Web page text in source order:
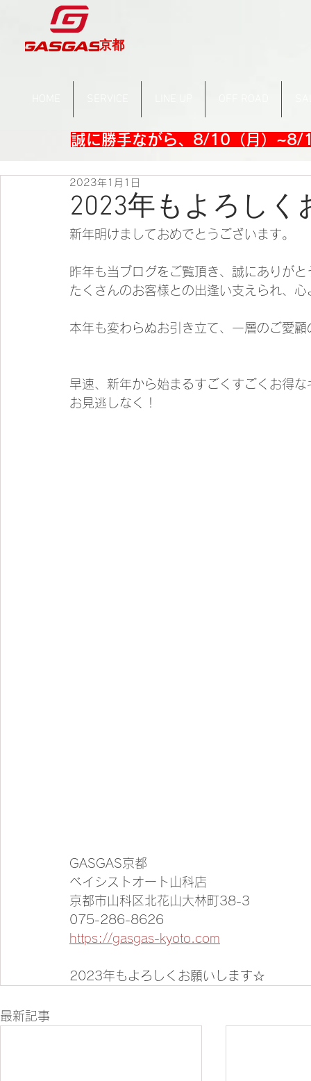
京都
誠に勝手ながら、8/10（月）~8/
2023年もよろし
2023年1月1日
新年明けましておめでとうございます。
昨年も当ブログをご覧頂き、誠にありが
たくさんのお客様との出逢い支えられ、
本年も変わらぬお引き立て、一層のご愛
早速、新年から始まるすごくすごくお得
お見逃しなく！
GASGAS京都
ベイシストオート山科店
京都市山科区北花山大林町38-3
075-286-8626
https://gasgas-kyoto.com
2023年もよろしくお願いします☆
最新記事